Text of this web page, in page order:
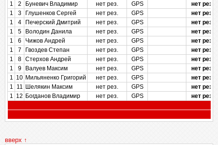
1
2 Буневич Владимир нет рез. GPS
нет рез.
1
3 Глушенков Сергей нет рез. GPS
нет рез.
1
4 Печерский Дмитрий нет рез. GPS
нет рез.
1
5 Володин Данила нет рез. GPS
нет рез.
1
6 Чижов Андрей нет рез. GPS
нет рез.
1
7 Гвоздев Степан нет рез. GPS
нет рез.
1
8 Стерхов Андрей нет рез. GPS
нет рез.
1
9 Валуев Максим нет рез. GPS
нет рез.
1 10 Мильяненко Григорий нет рез. GPS
нет рез.
1
11 Шелякин Максим нет рез. GPS
нет рез.
1 12 Богданов Владимир нет рез. GPS нет рез.
вверх ↑